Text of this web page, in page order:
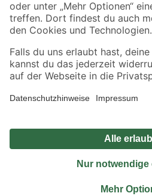
Alle Preisangaben in EUR inkl. gesetzl. MwSt.. Die
Umständen nicht in allen Märkten verfügbar. Die
Produkte nur solange der Vorrat reicht.
*Paketversand ab 59 € versandkostenfrei, gilt nicht
Privatsphäre
Nutzungsbedingungen
Widerrufsrecht
© 2026 toom Baumarkt GmbH